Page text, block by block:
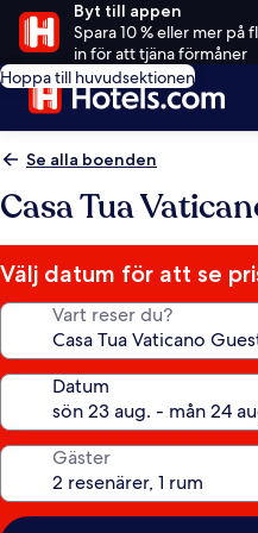
Byt till appen
Spara 10 % eller mer
in för att tjäna förmåner
Hoppa till huvudsektionen
Se alla boenden
Casa Tua
Välj datum för att se
Vart reser du?
Datum
Gäster